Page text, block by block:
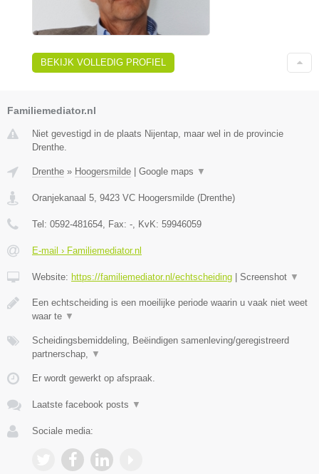
BEKIJK VOLLEDIG PROFIEL
Familiemediator.nl
Niet gevestigd in de plaats Nijentap, maar wel in de provincie
Drenthe.
Drenthe » Hoogersmilde | Google maps ▼
Oranjekanaal 5 9423 VC Hoogersmilde (Drenthe)
Tel: 0592-481654 , Fax: - , KvK: 59946059
E-mail › Familiemediator.nl
Website: https://familiemediator.nl/echtscheiding | Screenshot ▼
Een echtscheiding is een moeilijke periode waarin u vaak niet weet
waar te ▼
Scheidingsbemiddeling, Beëindigen samenleving/geregistreerd
partnerschap,
▼
Er wordt gewerkt op afspraak.
Laatste facebook posts ▼
Sociale media: